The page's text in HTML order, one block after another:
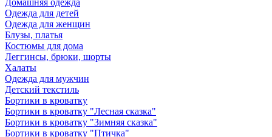
Домашняя одежда
Одежда для детей
Одежда для женщин
Блузы, платья
Костюмы для дома
Леггинсы, брюки, шорты
Халаты
Одежда для мужчин
Детский текстиль
Бортики в кроватку
Бортики в кроватку "Лесная сказка"
Бортики в кроватку "Зимняя сказка"
Бортики в кроватку "Птичка"